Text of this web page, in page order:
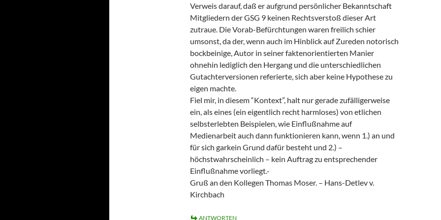
Verweis darauf, daß er aufgrund persönlicher Bekanntschaft
Mitgliedern der GSG 9 keinen Rechtsverstoß dieser Art
zutraue. Die Vorab-Befürchtungen waren freilich schier
umsonst, da der, wenn auch im Hinblick auf Zureden notorisch
bockbeinige, Autor in seiner faktenorientierten Manier
ohnehin lediglich den Hergang und die unterschiedlichen
Gutachterversionen referierte, sich aber keine Hypothese zu
eigen machte.
Fiel mir, in diesem “Kontext”, halt nur gerade zufälligerweise
ein, als eines (ein eigentlich recht harmloses) von etlichen
selbsterlebten Beispielen, wie Einflußnahme auf
Medienarbeit auch dann funktionieren kann, wenn 1.) an und
für sich garkein Grund dafür besteht und 2.) –
höchstwahrscheinlich – kein Auftrag zu entsprechender
Einflußnahme vorliegt.-
Gruß an den Kollegen Thomas Moser. – Hans-Detlev v.
Kirchbach
ANTWORTEN